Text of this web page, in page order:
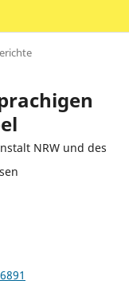
NRW und des